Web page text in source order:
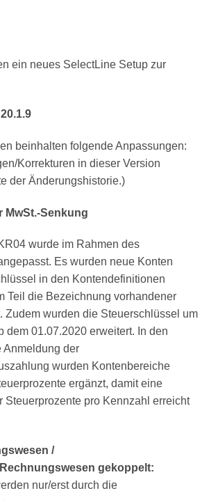
ein neues SelectLine Setup zur
beinhalten folgende Anpassungen:
Korrekturen in dieser Version
der Änderungshistorie.)
MwSt.-Senkung
wurde im Rahmen des
Es wurden neue Konten
in den Kontendefinitionen
Teil die Bezeichnung vorhandener
Zudem wurden die Steuerschlüssel um
dem 01.07.2020 erweitert. In den
Anmeldung der
wurden Kontenbereiche
ergänzt, damit eine
Steuerprozente pro Kennzahl erreicht
/
gekoppelt:
nur/erst durch die